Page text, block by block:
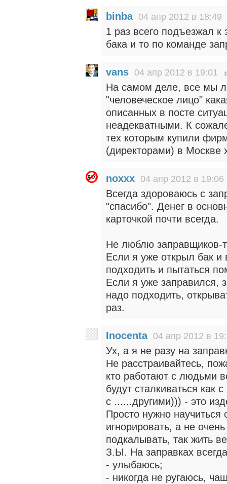
binba 04 апр 2012 в 18:49
1 раз всего подъезжал к
бака и то по команде
vans 04 апр 2012 в 19:01
На самом деле, все мы
"человеческое лицо"
описанных в посте
неадекватными. К
тех которым купили
(директорами) в Москве
noxxx 04 апр 2012 в 19:06
Всегда здороваюсь с
"спасибо". Денег в
карточкой почти всегда.
Не люблю заправщиков-
Если я уже открыл бак и
подходить и пытаться
Если я уже заправился,
надо подходить,
раз.
Inocenta 04 апр 2012 в
Ух, а я не разу на
Не расстраивайтесь,
кто работают с людьми
будут сталкиваться как
с ......другими))) - это
Просто нужно
игнорировать, а не
подкалывать, так жить
З.Ы. На заправках
- улыбаюсь;
- никогда не ругаюсь,